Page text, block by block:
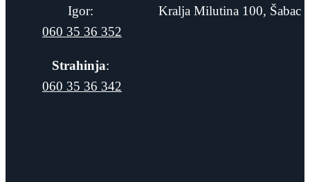
Igor:
060 35 36 352
Strahinja:
060 35 36 342
Kralja Milutina 100, Šabac